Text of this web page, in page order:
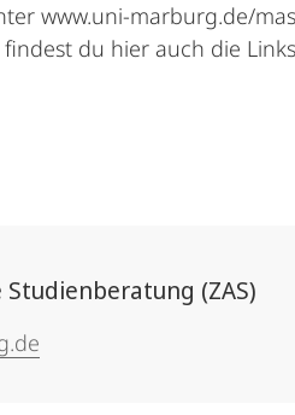
www.uni-marburg.de/
du hier auch die
(ZAS)